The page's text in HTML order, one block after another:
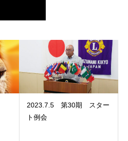
2023.7.5 第30期 スター
ト例会